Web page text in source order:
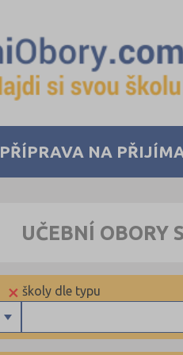
PŘÍPRAVA NA
UČEBNÍ OBORY
školy dle typu
×